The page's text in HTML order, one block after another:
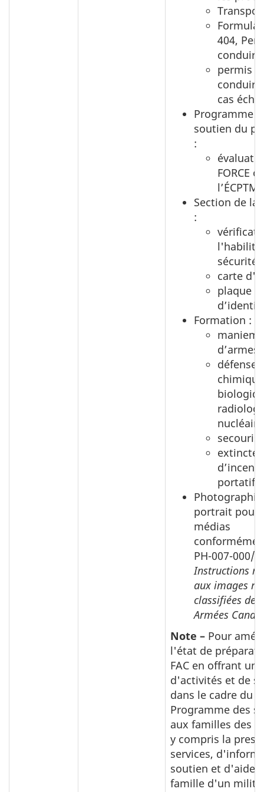
404,
conduire;
permis
cas
Programme
soutien du
:
FORCE
Section de la
:
sécurité;
carte
plaque
Formation :
d’armes;
défense
portatif.
portrait pour
médias
PH-007-000/
Instructions
aux images
classifiées des
Armées
Note – Pour
l'état de
FAC en offrant
d'activités et de
dans le cadre du
Programme des
aux familles des
y compris la
services,
soutien et d'aide
famille d'un